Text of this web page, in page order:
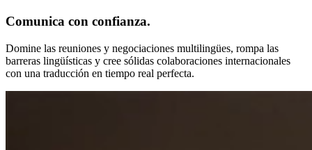
Comunica con confianza.
Domine las reuniones y negociaciones multilingües, rompa las
barreras lingüísticas y cree sólidas colaboraciones internacionales
con una traducción en tiempo real perfecta.